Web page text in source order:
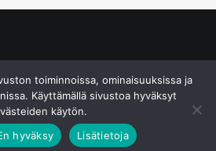
toiminnoissa, ominaisuuksissa ja
Käyttämällä sivustoa hyväksyt
käytön.
hyväksy Lisätietoja